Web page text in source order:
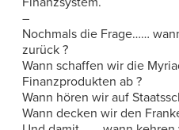
–
Nochmals die Frage……
zurück ?
Wann schaffen wir die
Finanzprodukten ab ?
Wann hören wir auf
Wann decken wir den